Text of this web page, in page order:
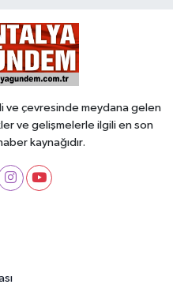
ve çevresinde meydana gelen
ve gelişmelerle ilgili en son
kaynağıdır.